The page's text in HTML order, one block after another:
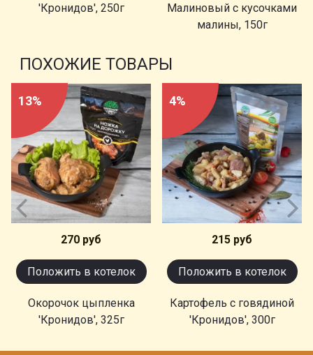
'Кронидов', 250г
Малиновый с кусочками
малины, 150г
ПОХОЖИЕ ТОВАРЫ
13%
270 руб
Положить в котелок
Окорочок цыпленка
'Кронидов', 325г
4%
215 руб
Положить в котелок
Картофель с говядиной
'Кронидов', 300г